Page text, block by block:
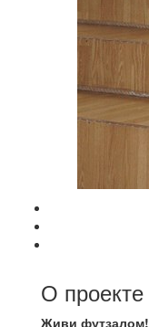
О проекте
Живи футзалом!